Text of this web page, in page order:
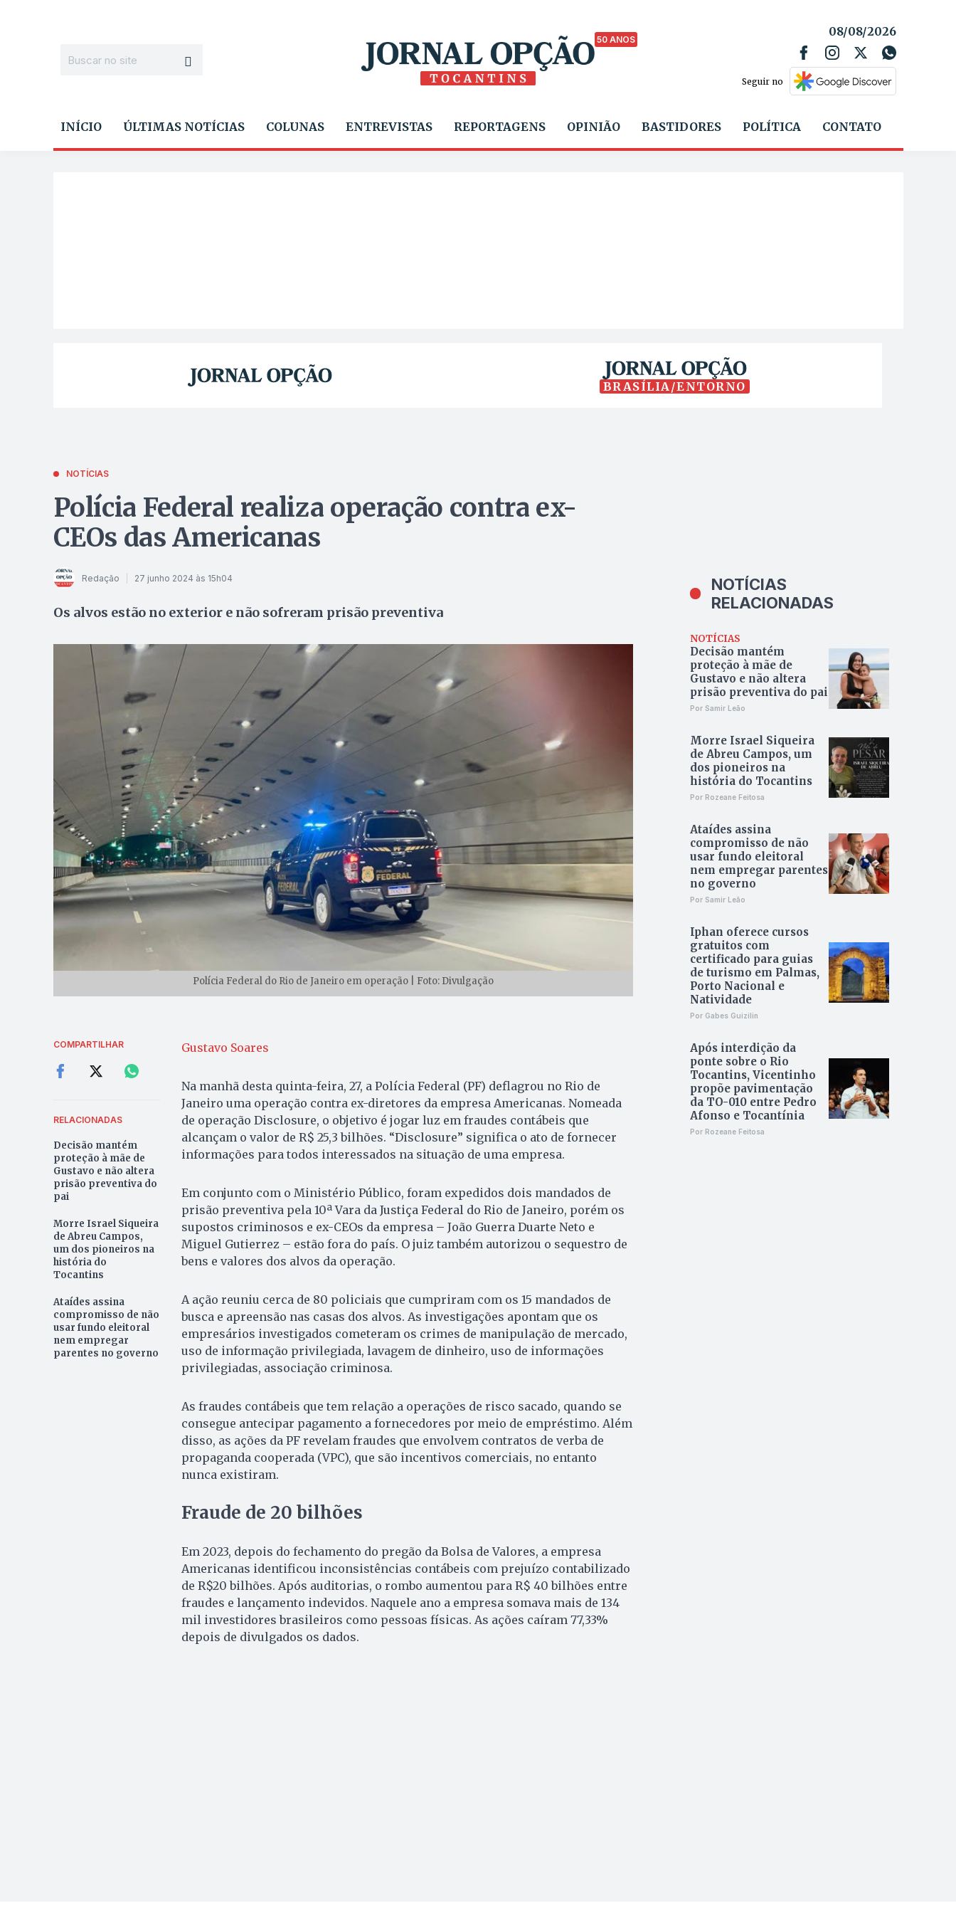
50 ANOS
08/08/2026
Seguir no
INÍCIO ÚLTIMAS NOTÍCIAS COLUNAS ENTREVISTAS REPORTAGENS OPINIÃO BASTIDORES POLÍTICA CONTATO
BRASÍLIA/ENTORNO
NOTÍCIAS
Polícia Federal realiza operação contra ex-
CEOs das Americanas
Redação 27 junho 2024 às 15h04
Os alvos estão no exterior e não sofreram prisão preventiva
Polícia Federal do Rio de Janeiro em operação | Foto: Divulgação
COMPARTILHAR
RELACIONADAS
Decisão mantém
proteção à mãe de
Gustavo e não altera
prisão preventiva do
pai
Morre Israel Siqueira
de Abreu Campos,
um dos pioneiros na
história do
Tocantins
Ataídes assina
compromisso de não
usar fundo eleitoral
nem empregar
parentes no governo
Gustavo Soares
Na manhã desta quinta-feira, 27, a Polícia Federal (PF) deflagrou no Rio de
Janeiro uma operação contra ex-diretores da empresa Americanas. Nomeada
de operação Disclosure, o objetivo é jogar luz em fraudes contábeis que
alcançam o valor de R$ 25,3 bilhões. “Disclosure” significa o ato de fornecer
informações para todos interessados na situação de uma empresa.
Em conjunto com o Ministério Público, foram expedidos dois mandados de
prisão preventiva pela 10ª Vara da Justiça Federal do Rio de Janeiro, porém os
supostos criminosos e ex-CEOs da empresa – João Guerra Duarte Neto e
Miguel Gutierrez – estão fora do país. O juiz também autorizou o sequestro de
bens e valores dos alvos da operação.
A ação reuniu cerca de 80 policiais que cumpriram com os 15 mandados de
busca e apreensão nas casas dos alvos. As investigações apontam que os
empresários investigados cometeram os crimes de manipulação de mercado,
uso de informação privilegiada, lavagem de dinheiro, uso de informações
privilegiadas, associação criminosa.
As fraudes contábeis que tem relação a operações de risco sacado, quando se
consegue antecipar pagamento a fornecedores por meio de empréstimo. Além
disso, as ações da PF revelam fraudes que envolvem contratos de verba de
propaganda cooperada (VPC), que são incentivos comerciais, no entanto
nunca existiram.
Fraude de 20 bilhões
Em 2023, depois do fechamento do pregão da Bolsa de Valores, a empresa
Americanas identificou inconsistências contábeis com prejuízo contabilizado
de R$20 bilhões. Após auditorias, o rombo aumentou para R$ 40 bilhões entre
fraudes e lançamento indevidos. Naquele ano a empresa somava mais de 134
mil investidores brasileiros como pessoas físicas. As ações caíram 77,33%
depois de divulgados os dados.
NOTÍCIAS
RELACIONADAS
NOTÍCIAS
Decisão mantém
proteção à mãe de
Gustavo e não altera
prisão preventiva do pai
Por Samir Leão
Morre Israel Siqueira
de Abreu Campos, um
dos pioneiros na
história do Tocantins
Por Rozeane Feitosa
Ataídes assina
compromisso de não
usar fundo eleitoral
nem empregar parentes
no governo
Por Samir Leão
Iphan oferece cursos
gratuitos com
certificado para guias
de turismo em Palmas,
Porto Nacional e
Natividade
Por Gabes Guizilin
Após interdição da
ponte sobre o Rio
Tocantins, Vicentinho
propõe pavimentação
da TO-010 entre Pedro
Afonso e Tocantínia
Por Rozeane Feitosa